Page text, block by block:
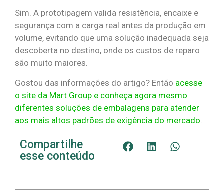
Sim. A prototipagem valida resistência, encaixe e
segurança com a carga real antes da produção em
volume, evitando que uma solução inadequada seja
descoberta no destino, onde os custos de reparo
são muito maiores.
Gostou das informações do artigo? Então acesse
o site da Mart Group e conheça agora mesmo
diferentes soluções de embalagens para atender
aos mais altos padrões de exigência do mercado
Compartilhe
esse conteúdo